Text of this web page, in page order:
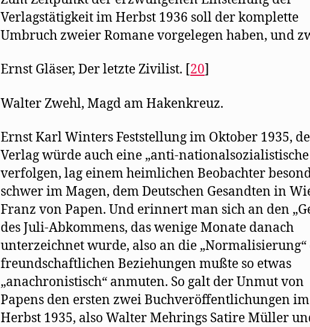
Verlagstätigkeit im Herbst 1936 soll der komplette
Umbruch zweier Romane vorgelegen haben, und
Ernst Gläser, Der letzte Zivilist. [20]
Walter Zwehl, Magd am Hakenkreuz.
Ernst Karl Winters Feststellung im Oktober 1935,
Verlag würde auch eine „anti-
verfolgen, lag einem heimlichen Beobachter
schwer im Magen, dem Deutschen Gesandten in
Franz von Papen. Und erinnert man sich an den
des Juli-Abkommens, das wenige Monate danach
unterzeichnet wurde, also an die „Normalisierung“
freundschaftlichen Beziehungen mußte so etwas
„anachronistisch“ anmuten. So galt der Unmut von
Papens den ersten zwei Buchveröffentlichungen im
Herbst 1935, also Walter Mehrings Satire Müller